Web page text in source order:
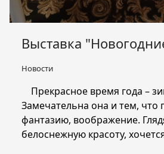
Выставка
Новости
Прекрасное время года –
Замечательна она и тем, что
фантазию, воображение.
белоснежную красоту,